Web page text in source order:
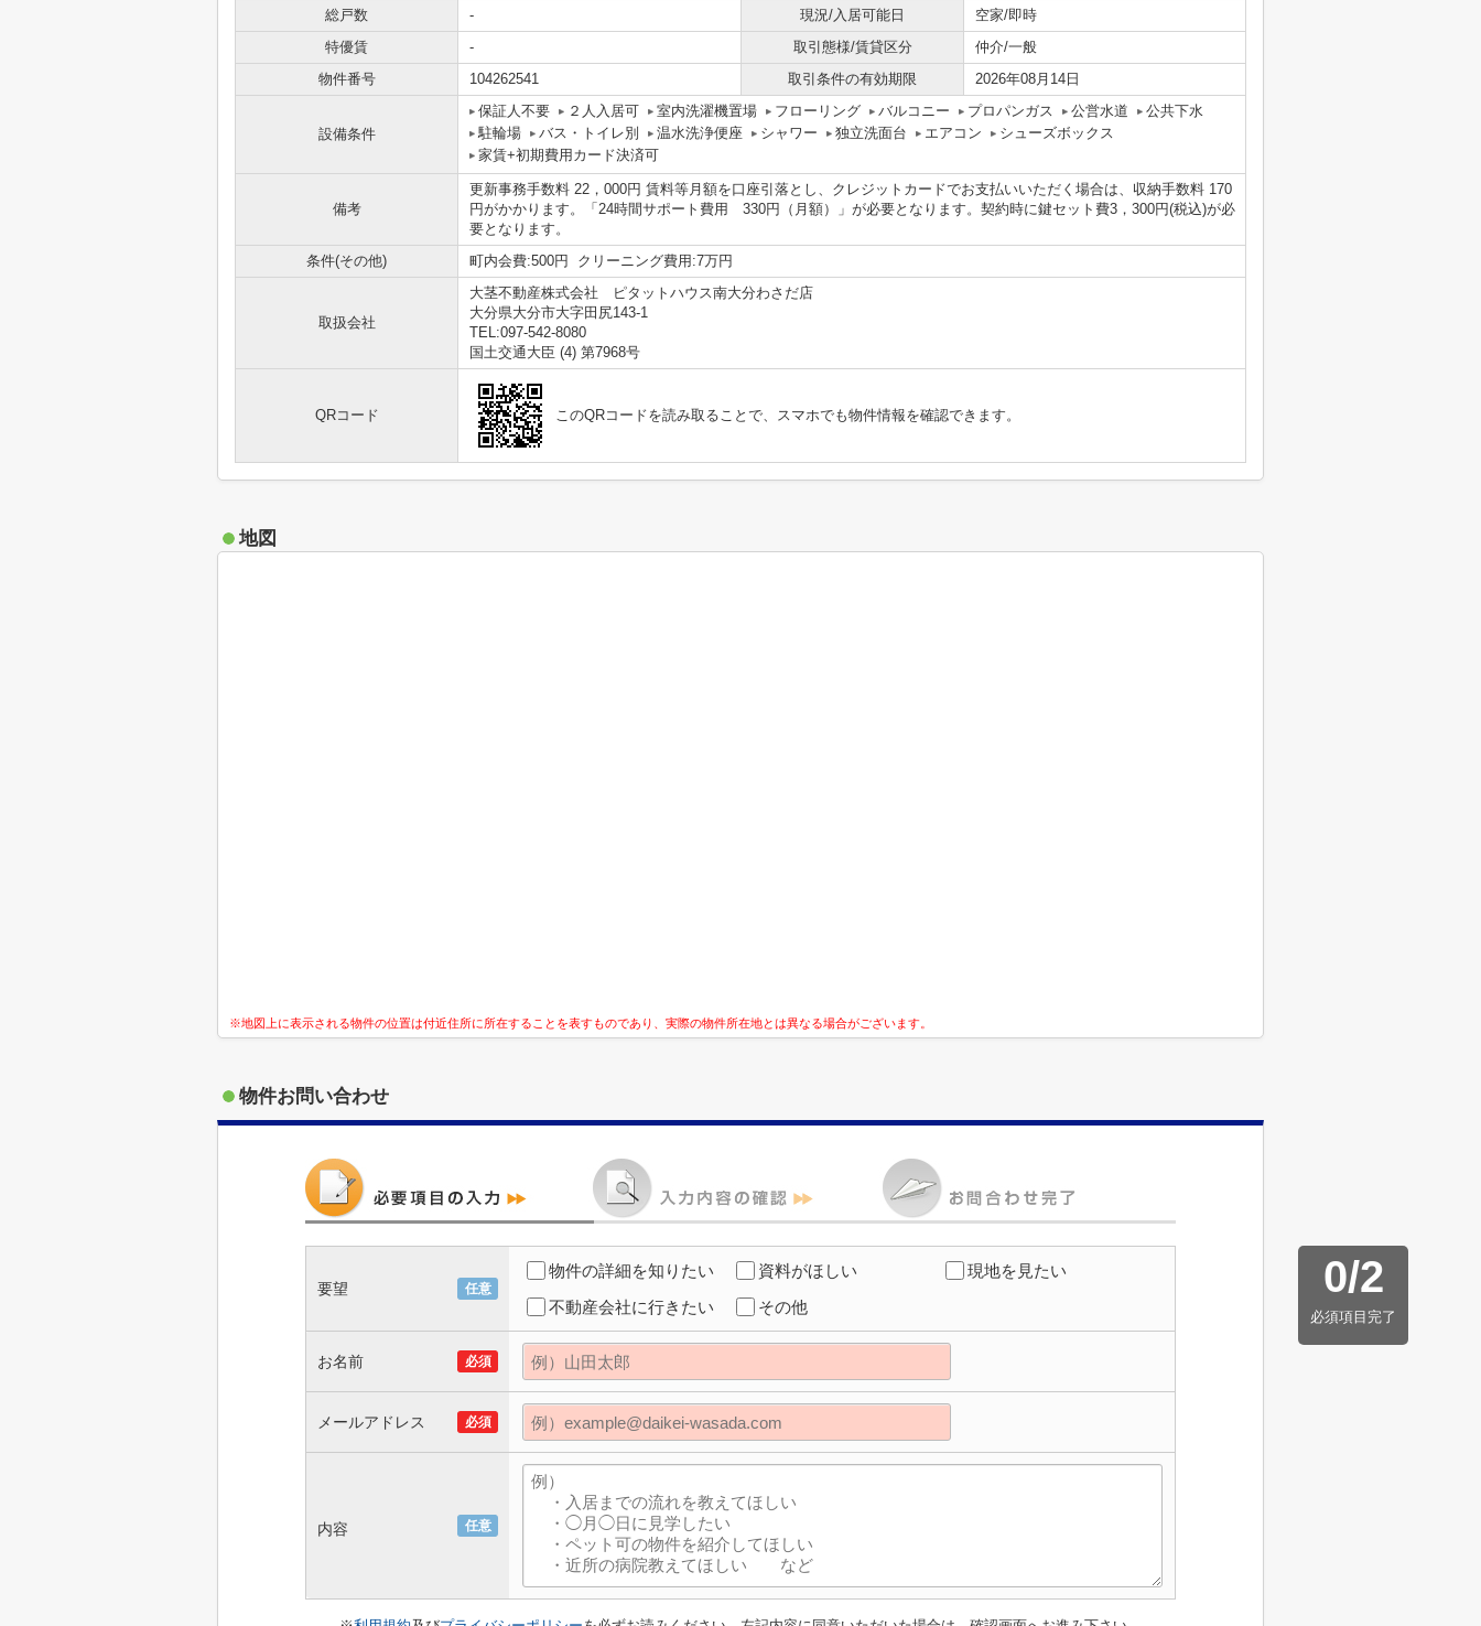
総戸数
- 現況/入居可能日
空家/即時
特優賃
- 取引態様/賃貸区分
仲介/一般
物件番号
104262541 取引条件の有効期限 2026年08月14日
設備条件
保証人不要 ２人入居可 室内洗濯機置場 フローリング バルコニー プロパンガス 公営水道
公共下水
駐輪場
バス・トイレ別 温水洗浄便座 シャワー 独立洗面台 エアコン
シューズボックス
家賃+初期費用カード決済可
備考
更新事務手数料 22，000円 賃料等月額を口座引落とし、クレジットカードでお支払いいただく場合は、収納手数料 170
円がかかります。「24時間サポート費用 330円（月額）」が必要となります。契約時に鍵セット費3，300円(税込)が必
要となります。
条件(その他)
町内会費:500円 クリーニング費用:7万円
取扱会社
大茎不動産株式会社 ピタットハウス南大分わさだ店
大分県大分市大字田尻143-1
TEL:097-542-8080
国土交通大臣 (4) 第7968号
QRコード このQRコードを読み取ることで、スマホでも物件情報を確認できます。
地図
※地図上に表示される物件の位置は付近住所に所在することを表すものであり、実際の物件所在地とは異なる場合がございます。
物件お問い合わせ
0/2
必須項目完了
要望 任意
物件の詳細を知りたい 資料がほしい
現地を見たい
不動産会社に行きたい
その他
お名前 必須
メールアドレス 必須
内容 任意